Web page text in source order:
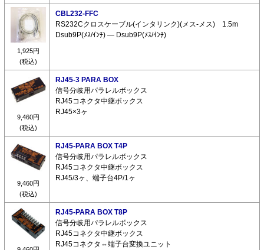
1,925円
(税込)
CBL232-FFC
RS232Cクロスケーブル(インタリンク)(メス-メス) 1.5m
Dsub9P(ﾒｽ/ｲﾝﾁ) ― Dsub9P(ﾒｽ/ｲﾝﾁ)
9,460円
(税込)
RJ45-3 PARA BOX
信号分岐用パラレルボックス
RJ45コネクタ中継ボックス
RJ45×3ヶ
9,460円
(税込)
RJ45-PARA BOX T4P
信号分岐用パラレルボックス
RJ45コネクタ中継ボックス
RJ45/3ヶ、端子台4P/1ヶ
RJ45-PARA BOX T8P
信号分岐用パラレルボックス
RJ45コネクタ中継ボックス
RJ45コネクタ⇔端子台変換ユニット